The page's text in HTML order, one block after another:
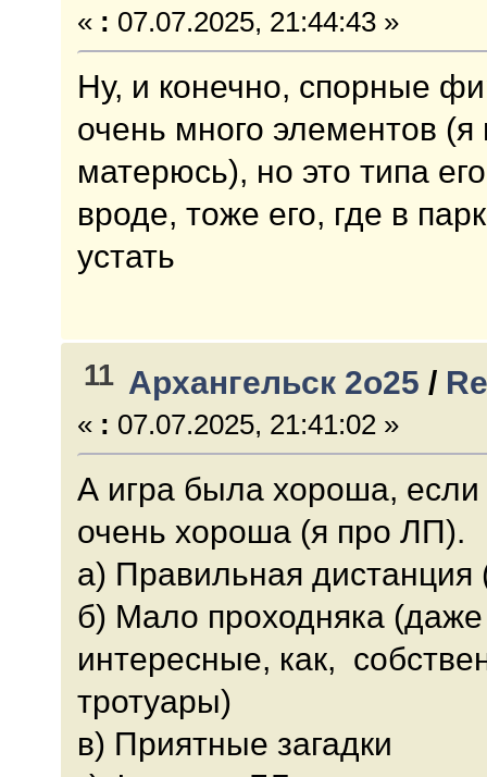
« : 07.07.2025, 21:44:43 »
Ну, и конечно, спорные
очень много элементов
матерюсь), но это типа
вроде, тоже его, где в
устать
11 Архангельск 2о25 /
« : 07.07.2025, 21:41:02 »
А игра была хороша, если
очень хороша (я про ЛП).
а) Правильная дистанция
б) Мало проходняка
интересные, как,
тротуары)
в) Приятные загадки